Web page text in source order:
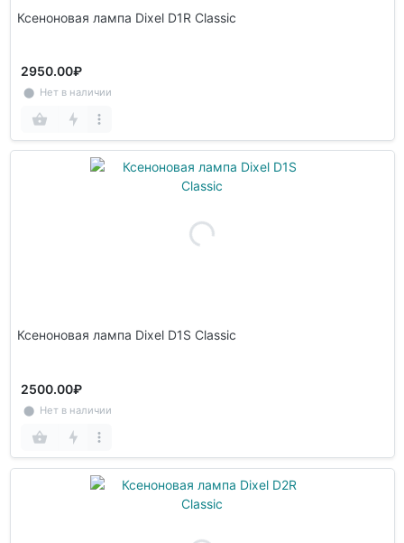
Ксеноновая лампа Dixel D1R Classic
2950.00₽
⬤ Нет в наличии
Ксеноновая лампа Dixel D1S Classic
2500.00₽
⬤ Нет в наличии